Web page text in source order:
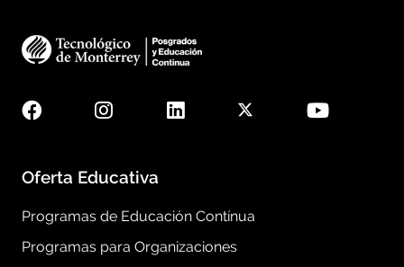
Oferta Educativa
Programas de Educación Contínua
Programas para Organizaciones